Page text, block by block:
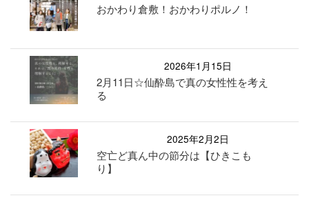
おかわり倉敷！おかわりポルノ！
2026年1月15日
2月11日☆仙酔島で真の女性性を考え
る
2025年2月2日
空亡ど真ん中の節分は【ひきこも
り】